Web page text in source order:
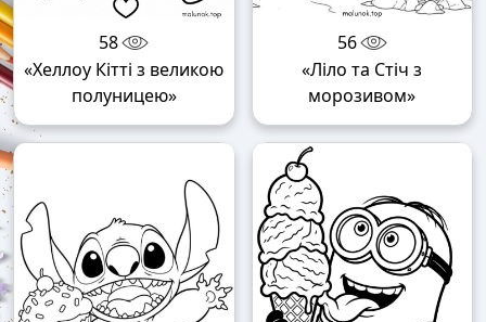
58
«Хеллоу Кітті з великою
полуницею»
56
«Ліло та Стіч з
морозивом»